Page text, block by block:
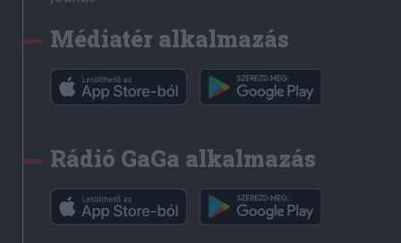
Médiatér alkalmazás
Rádió GaGa alkalmazás